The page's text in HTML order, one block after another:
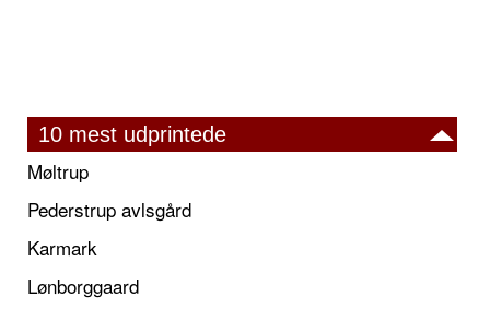
10 mest udprintede
Møltrup
Pederstrup avlsgård
Karmark
Lønborggaard